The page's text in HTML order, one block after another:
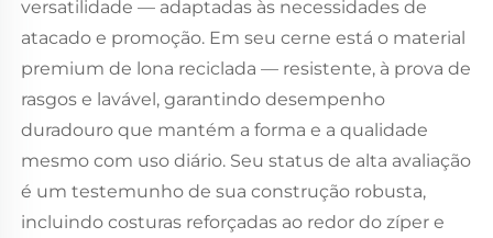
versatilidade — adaptadas às necessidades de
atacado e promoção. Em seu cerne está o material
premium de lona reciclada — resistente, à prova de
rasgos e lavável, garantindo desempenho
duradouro que mantém a forma e a qualidade
mesmo com uso diário. Seu status de alta avaliação
é um testemunho de sua construção robusta,
incluindo costuras reforçadas ao redor do zíper e